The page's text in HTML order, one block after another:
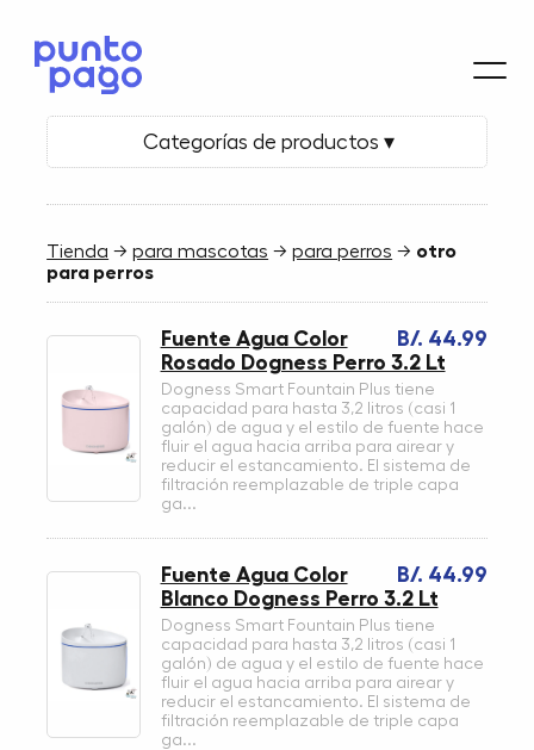
Categorías de productos ▾
Tienda →para mascotas →para perros → otro
para perros
B/. 44.99
Fuente Agua Color
Rosado Dogness Perro 3.2 Lt
Dogness Smart Fountain Plus tiene
capacidad para hasta 3,2 litros (casi 1
galón) de agua y el estilo de fuente hace
fluir el agua hacia arriba para airear y
reducir el estancamiento. El sistema de
filtración reemplazable de triple capa
ga...
B/. 44.99
Fuente Agua Color
Blanco Dogness Perro 3.2 Lt
Dogness Smart Fountain Plus tiene
capacidad para hasta 3,2 litros (casi 1
galón) de agua y el estilo de fuente hace
fluir el agua hacia arriba para airear y
reducir el estancamiento. El sistema de
filtración reemplazable de triple capa
ga...